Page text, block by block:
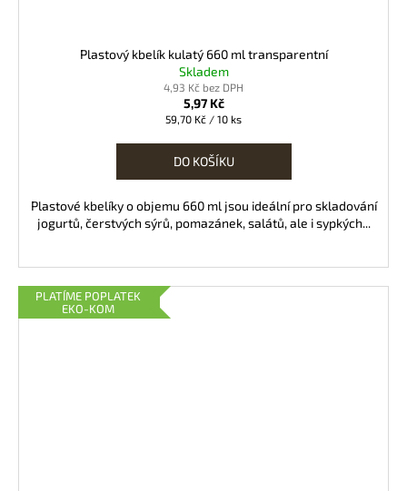
Plastový kbelík kulatý 660 ml transparentní
Skladem
4,93 Kč bez DPH
5,97 Kč
Měrná
59,70 Kč / 10 ks
DO KOŠÍKU
Plastové kbelíky o objemu 660 ml jsou ideální pro skladování
jogurtů, čerstvých sýrů, pomazánek, salátů, ale i sypkých...
PLATÍME POPLATEK
EKO-KOM